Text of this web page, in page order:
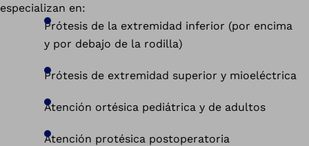
especializan en:
Prótesis de la extremidad inferior (por encima
y por debajo de la rodilla)
Prótesis de extremidad superior y mioeléctrica
Atención ortésica pediátrica y de adultos
Atención protésica postoperatoria